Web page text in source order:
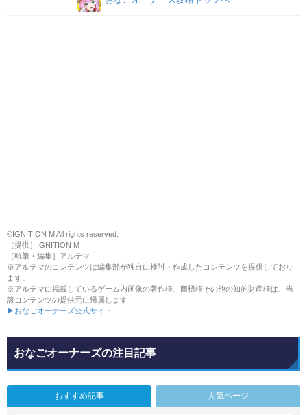
©IGNITION M All rights reserved.
［提供］IGNITION M
［執筆・編集］アルテマ
※アルテマのコンテンツは編集部が独自に検討・作成したコンテンツを提供しており
ます。
※アルテマに掲載しているゲーム内画像の著作権、商標権その他の知的財産権は、当
該コンテンツの提供元に帰属します
▶おなごオーナーズ公式サイト
おなごオーナーズの注目記事
おすすめ記事 人気ページ